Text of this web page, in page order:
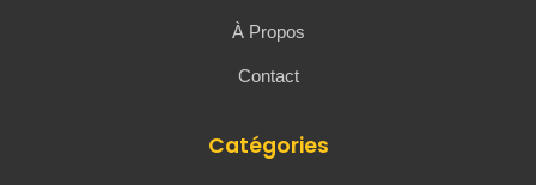
À Propos
Contact
Catégories